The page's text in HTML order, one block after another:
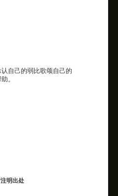
自己的弱比歌颂自己的
。
明出处